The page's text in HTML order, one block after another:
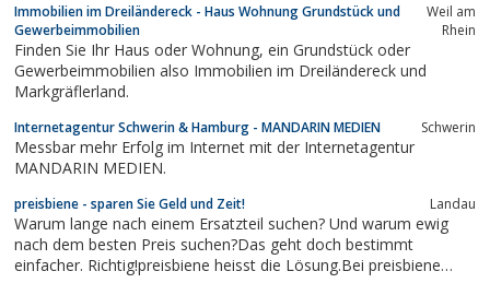
Immobilien im Dreiländereck - Haus Wohnung Grundstück und
Gewerbeimmobilien
Weil am
Rhein
Finden Sie Ihr Haus oder Wohnung, ein Grundstück oder
Gewerbeimmobilien also Immobilien im Dreiländereck und
Markgräflerland.
Internetagentur Schwerin & Hamburg - MANDARIN MEDIEN Schwerin
Messbar mehr Erfolg im Internet mit der Internetagentur
MANDARIN MEDIEN.
preisbiene - sparen Sie Geld und Zeit! Landau
Warum lange nach einem Ersatzteil suchen? Und warum ewig
nach dem besten Preis suchen?Das geht doch bestimmt
einfacher. Richtig!preisbiene heisst die Lösung.Bei preisbiene